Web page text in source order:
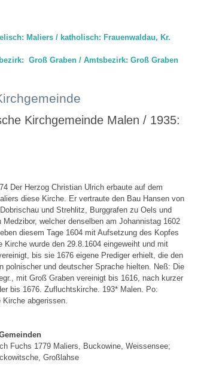
Maliers / katholisch: Frauenwaldau, Kr.
Groß Graben / Amtsbezirk: Groß Graben
Kirchgemeinde Malen / 1935:
Der Herzog Christian Ulrich erbaute auf dem
diese Kirche. Er vertraute den Bau Hansen von
und Strehlitz, Burggrafen zu Oels und
Medzibor, welcher denselben am Johannistag 1602
diesem Tage 1604 mit Aufsetzung des Kopfes
Kirche wurde den 29.8.1604 eingeweiht und mit
bis sie 1676 eigene Prediger erhielt, die den
polnischer und deutscher Sprache hielten. Neß: Die
mit Groß Graben vereinigt bis 1616, nach kurzer
bis 1676. Zufluchtskirche. 193* Malen. Po:
Kirche abgerissen.
Fuchs 1779 Maliers, Buckowine, Weissensee;
Großlahse